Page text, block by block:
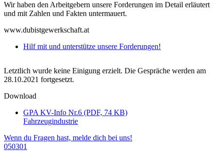
Wir haben den Arbeitgebern unsere Forderungen im Detail erläutert
und mit Zahlen und Fakten untermauert.
www.dubistgewerkschaft.at
Hilf mit und unterstütze unsere Forderungen!
Letztlich wurde keine Einigung erzielt. Die Gespräche werden am
28.10.2021 fortgesetzt.
Download
GPA KV-Info Nr.6 (PDF, 74 KB)
Fahrzeugindustrie
Wenn du Fragen hast, melde dich bei uns!
050301